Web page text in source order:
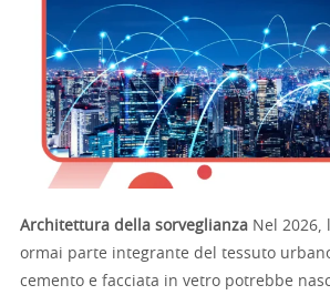
Architettura della sorveglianza Nel 2026,
ormai parte integrante del tessuto
cemento e facciata in vetro potrebbe